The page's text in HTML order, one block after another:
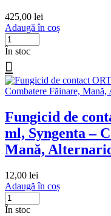
425,00 lei
Adaugă în coș
În stoc
Fungicid de
ml, Syngenta –
Mană,
12,00 lei
Adaugă în coș
În stoc